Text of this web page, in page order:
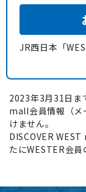
JR西日本「
2023年3月31日ま
mall会員情報（メ
けません。
DISCOVER
たにWESTER会員